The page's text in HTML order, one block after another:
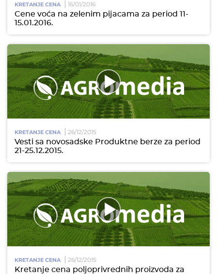
KRETANJE CENA 16/01/2016
Cene voća na zelenim pijacama za period 11-
15.01.2016.
KRETANJE CENA 26/12/2015
Vesti sa novosadske Produktne berze za period
21-25.12.2015.
KRETANJE CENA 26/12/2015
Kretanje cena poljoprivrednih proizvoda za